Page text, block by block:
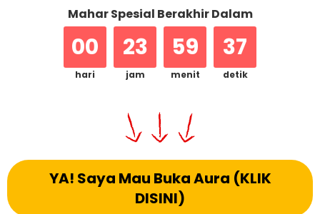
Mahar Spesial Berakhir Dalam
00
hari
23
jam
59
menit
36
detik
YA! Saya Mau Buka Aura (KLIK
DISINI)